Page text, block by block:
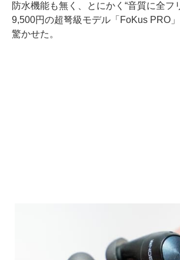
防水機能も無く、とにかく“音質に全フ
9,500円の超弩級モデル「FoKus PRO
驚かせた。